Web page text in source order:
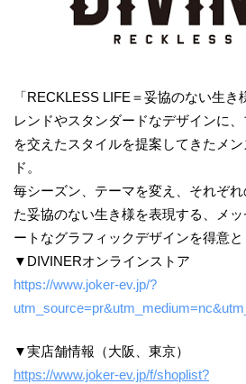
「RECKLESS LIFE＝妥協のない生
レンドやスタンダードなデザインに
を交えたスタイルを提案してきたメ
ド。
毎シーズン、テーマを変え、それぞ
た妥協のない生き様を表現する、メ
ートなグラフィックデザインを得意と
▼DIVINERオンラインストア
https://www.joker-ev.jp/?
▼実店舗情報（大阪、東京）
https://www.joker-ev.jp/f/shoplist?